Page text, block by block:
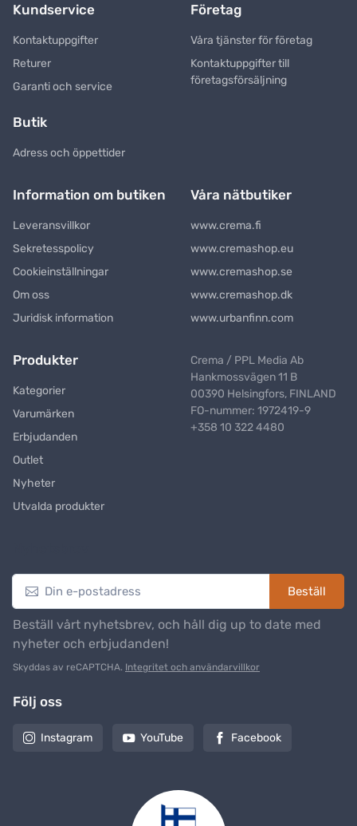
Kundservice
Kontaktuppgifter
Returer
Garanti och service
Företag
Våra tjänster för företag
Kontaktuppgifter till
företagsförsäljning
Butik
Adress och öppettider
Information om butiken
Leveransvillkor
Sekretesspolicy
Cookieinställningar
Om oss
Juridisk information
Våra nätbutiker
www.crema.fi
www.cremashop.eu
www.cremashop.se
www.cremashop.dk
www.urbanfinn.com
Produkter
Kategorier
Varumärken
Erbjudanden
Outlet
Nyheter
Utvalda produkter
Crema / PPL Media Ab
Hankmossvägen 11 B
00390 Helsingfors, FINLAND
FO-nummer: 1972419-9
+358 10 322 4480
Beställ
Beställ vårt nyhetsbrev, och håll dig up to date med
nyheter och erbjudanden!
Skyddas av reCAPTCHA. Integritet och användarvillkor
Följ oss
Instagram YouTube Facebook